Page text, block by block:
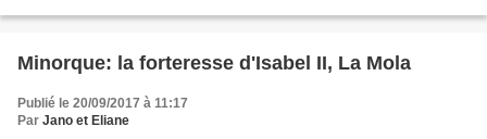
Minorque: la forteresse d'Isabel II, La Mola
Publié le 20/09/2017 à 11:17
Par Jano et Eliane